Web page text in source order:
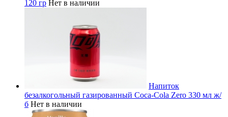
120 гр Нет в наличии
Напиток
безалкогольный газированный Coca-Cola Zero 330 мл ж/
б Нет в наличии